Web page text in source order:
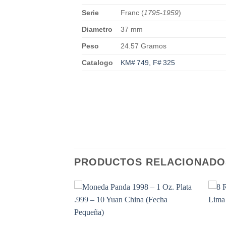
Serie Franc (1795-1959)
Diametro 37 mm
Peso 24.57 Gramos
Catalogo KM# 749, F# 325
PRODUCTOS